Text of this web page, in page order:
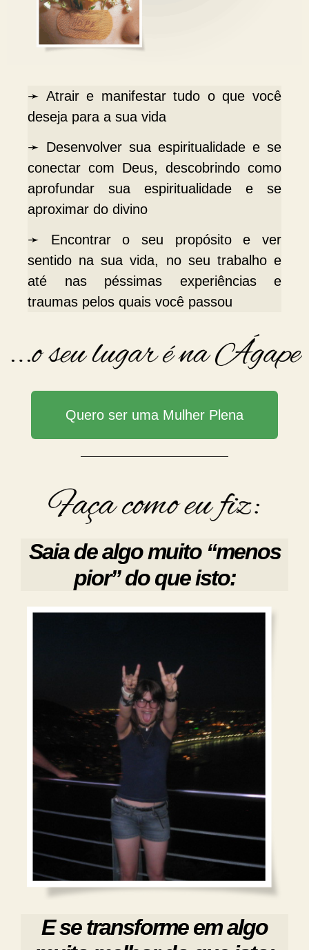
➛ Atrair e manifestar tudo o que você
deseja para a sua vida
➛ Desenvolver sua espiritualidade e se
conectar com Deus, descobrindo como
aprofundar sua espiritualidade e se
aproximar do divino
➛ Encontrar o seu propósito e ver
sentido na sua vida, no seu trabalho e
até nas péssimas experiências e
traumas pelos quais você passou
Quero ser uma Mulher Plena
Saia de algo muito “menos
pior” do que isto:
E se transforme em algo